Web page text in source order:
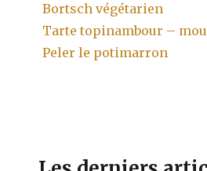
Bortsch végétarien
Tarte topinambour –
Peler le potimarron